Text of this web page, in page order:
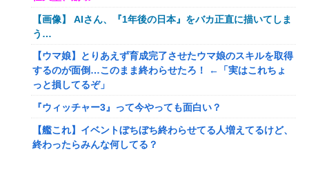
【画像】 AIさん、『1年後の日本』をバカ正直に描いてしま
う…
【ウマ娘】とりあえず育成完了させたウマ娘のスキルを取得
するのが面倒…このまま終わらせたろ！ ←「実はこれちょ
っと損してるぞ」
『ウィッチャー3』って今やっても面白い？
【艦これ】イベントぼちぼち終わらせてる人増えてるけど、
終わったらみんな何してる？